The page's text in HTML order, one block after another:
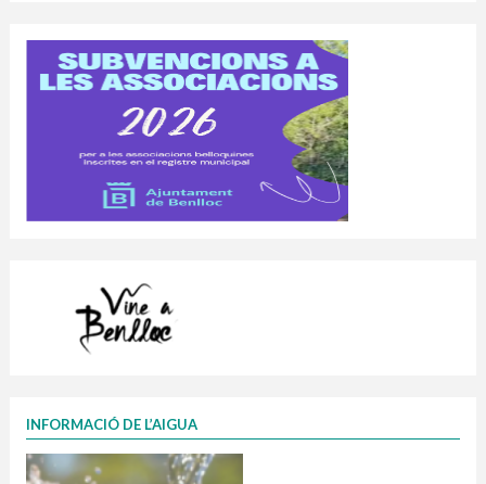
INFORMACIÓ DE L’AIGUA